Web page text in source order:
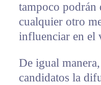
tampoco podrán
cualquier otro
influenciar en el
De igual
candidatos la